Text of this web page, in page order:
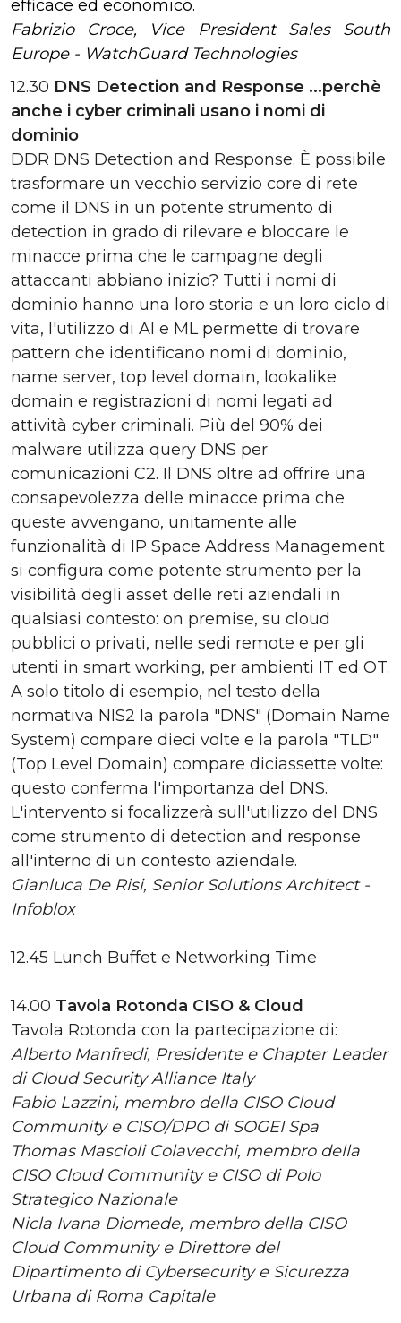
efficace ed economico.
Fabrizio Croce, Vice President Sales South
Europe - WatchGuard Technologies
12.30 DNS Detection and Response ...perchè
anche i cyber criminali usano i nomi di
dominio
DDR DNS Detection and Response. È possibile
trasformare un vecchio servizio core di rete
come il DNS in un potente strumento di
detection in grado di rilevare e bloccare le
minacce prima che le campagne degli
attaccanti abbiano inizio? Tutti i nomi di
dominio hanno una loro storia e un loro ciclo di
vita, l'utilizzo di AI e ML permette di trovare
pattern che identificano nomi di dominio,
name server, top level domain, lookalike
domain e registrazioni di nomi legati ad
attività cyber criminali. Più del 90% dei
malware utilizza query DNS per
comunicazioni C2. Il DNS oltre ad offrire una
consapevolezza delle minacce prima che
queste avvengano, unitamente alle
funzionalità di IP Space Address Management
si configura come potente strumento per la
visibilità degli asset delle reti aziendali in
qualsiasi contesto: on premise, su cloud
pubblici o privati, nelle sedi remote e per gli
utenti in smart working, per ambienti IT ed OT.
A solo titolo di esempio, nel testo della
normativa NIS2 la parola "DNS" (Domain Name
System) compare dieci volte e la parola "TLD"
(Top Level Domain) compare diciassette volte:
questo conferma l'importanza del DNS.
L'intervento si focalizzerà sull'utilizzo del DNS
come strumento di detection and response
all'interno di un contesto aziendale.
Gianluca De Risi, Senior Solutions Architect -
Infoblox
12.45 Lunch Buffet e Networking Time
14.00 Tavola Rotonda CISO & Cloud
Tavola Rotonda con la partecipazione di:
Alberto Manfredi, Presidente e Chapter Leader
di Cloud Security Alliance Italy
Fabio Lazzini, membro della CISO Cloud
Community e CISO/DPO di SOGEI Spa
Thomas Mascioli Colavecchi, membro della
CISO Cloud Community e CISO di Polo
Strategico Nazionale
Nicla Ivana Diomede, membro della CISO
Cloud Community e Direttore del
Dipartimento di Cybersecurity e Sicurezza
Urbana di Roma Capitale